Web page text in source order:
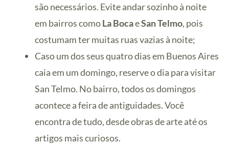
são necessários. Evite andar sozinho à noite
em bairros comoLa BocaeSan Telmo, pois
costumam ter muitas ruas vazias à noite;
Caso um dos seus quatro dias em Buenos Aires
caia em um domingo, reserve o dia para visitar
San Telmo. No bairro, todos os domingos
acontece a feira de antiguidades. Você
encontra de tudo, desde obras de arte até os
artigos mais curiosos.